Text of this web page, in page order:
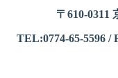
〒610-0311
TEL:0774-65-5596 /